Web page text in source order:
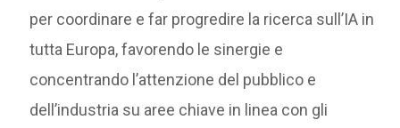
per coordinare e far progredire la ricerca sull’IA in
tutta Europa, favorendo le sinergie e
concentrando l’attenzione del pubblico e
dell’industria su aree chiave in linea con gli